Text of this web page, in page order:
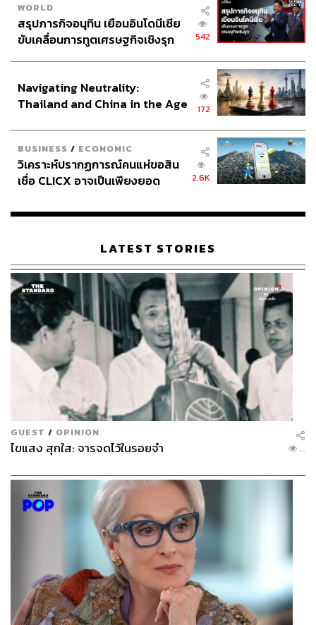
WORLD
สรุปภารกิจอนุทิน เยือนอินโดนีเซีย
ขับเคลื่อนการทูตเศรษฐกิจเชิงรุก
542
Navigating Neutrality:
Thailand and China in the Age
172
BUSINESS / ECONOMIC
วิเคราะห์ปรากฏการณ์คนแห่ขอสิน
เชื่อ CLICX อาจเป็นเพียงยอด
เรือนไทยที่ถูกซุกไว้
2.6K
LATEST STORIES
GUEST / OPINION
ไขแสง สุกใส: จารจดไว้ในรอยจำ ...